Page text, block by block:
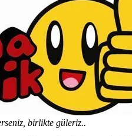
birlikte güleriz..